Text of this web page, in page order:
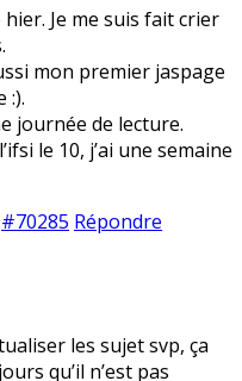
Je me suis fait crier
mon premier jaspage
:).
journée de lecture.
le 10, j’ai une semaine
#70285 Répondre
les sujet svp, ça
qu’il n’est pas